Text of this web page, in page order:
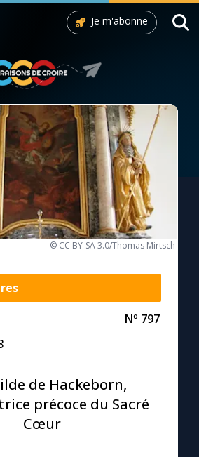
Je m'abonne
© CC BY-SA 3.0/Thomas Mirtsch
Nº 797
de Hackeborn,
précoce du Sacré
Cœur